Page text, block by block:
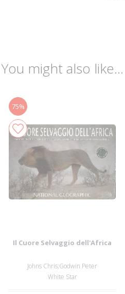
You might also like...
75%
Il Cuore Selvaggio dell'Africa
Johns Chris;Godwin Peter
White Star